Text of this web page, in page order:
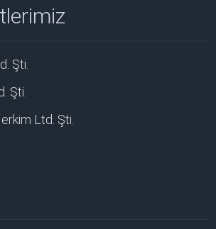
Şti.
Şti.
Ltd. Şti.